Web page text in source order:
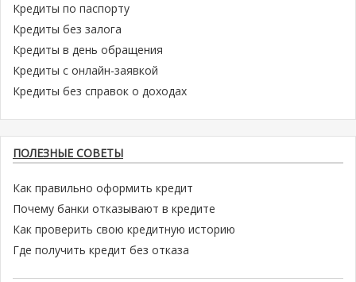
Кредиты по паспорту
Кредиты без залога
Кредиты в день обращения
Кредиты с онлайн-заявкой
Кредиты без справок о доходах
ПОЛЕЗНЫЕ СОВЕТЫ
Как правильно оформить кредит
Почему банки отказывают в кредите
Как проверить свою кредитную историю
Где получить кредит без отказа